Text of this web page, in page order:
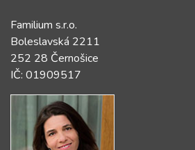
Familium s.r.o.
Boleslavská 2211
252 28 Černošice
IČ: 01909517